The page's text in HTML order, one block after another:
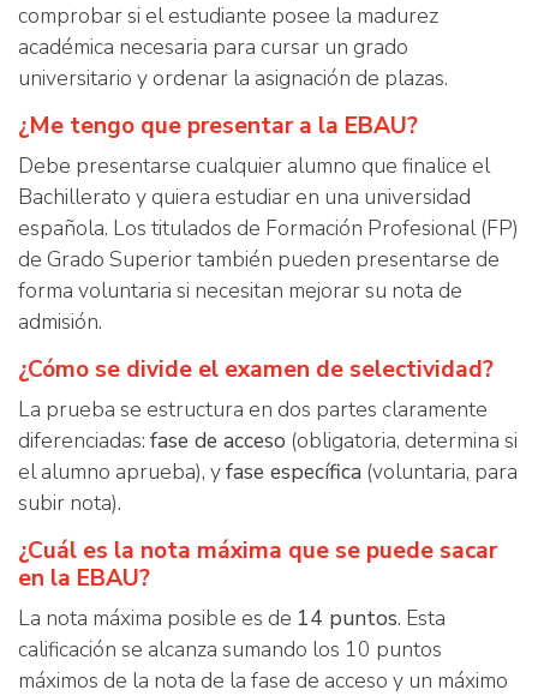
comprobar si el estudiante posee la madurez
académica necesaria para cursar un grado
universitario y ordenar la asignación de plazas.
¿Me tengo que presentar a la EBAU?
Debe presentarse cualquier alumno que finalice el
Bachillerato y quiera estudiar en una universidad
española. Los titulados de Formación Profesional (FP)
de Grado Superior también pueden presentarse de
forma voluntaria si necesitan mejorar su nota de
admisión.
¿Cómo se divide el examen de selectividad?
La prueba se estructura en dos partes claramente
diferenciadas: fase de acceso (obligatoria, determina si
el alumno aprueba), yfase específica (voluntaria, para
subir nota).
¿Cuál es la nota máxima que se puede sacar
en la EBAU?
La nota máxima posible es de 14 puntos. Esta
calificación se alcanza sumando los 10 puntos
máximos de la nota de la fase de acceso y un máximo